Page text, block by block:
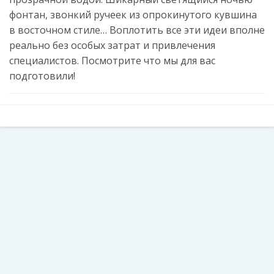
фонтан, звонкий ручеек из опрокинутого кувшина
в восточном стиле… Воплотить все эти идеи вполне
реально без особых затрат и привлечения
специалистов. Посмотрите что мы для вас
подготовили!